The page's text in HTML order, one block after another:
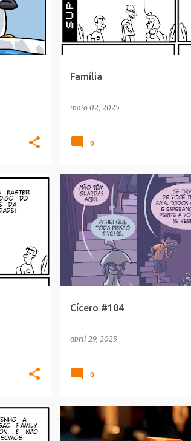
Família
maio 02, 2025
0
Cícero #104
abril 29, 2025
CULTURA POP
0
CULTURA POP